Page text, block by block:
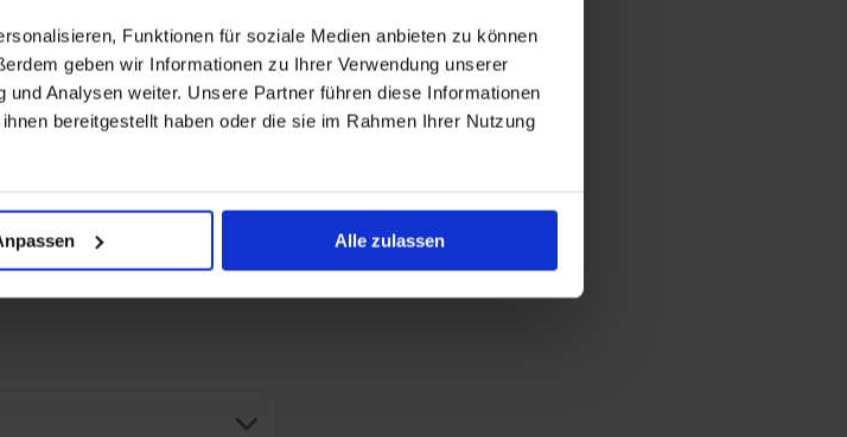
Funktionen für soziale Medien anbieten zu können
geben wir Informationen zu Ihrer Verwendung unserer
Analysen weiter. Unsere Partner führen diese Informationen
bereitgestellt haben oder die sie im Rahmen Ihrer Nutzung
Alle zulassen
2
+ All Inclusive toevoegen